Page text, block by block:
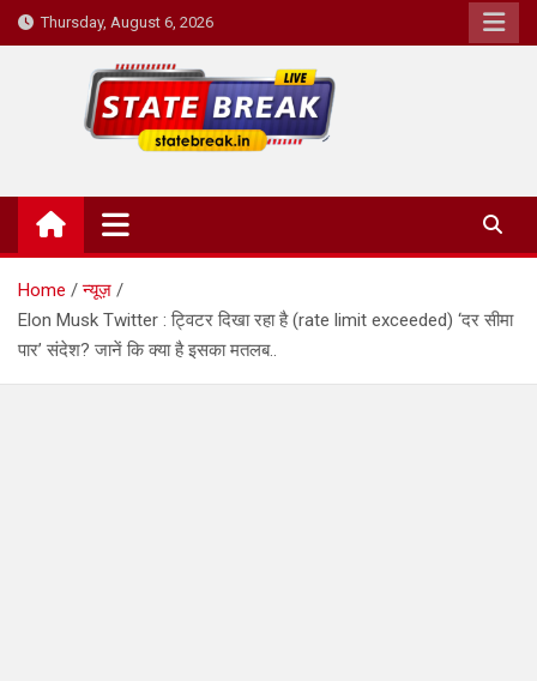
Skip
to
Thursday, August 6, 2026
State Break
Home
न्यूज़
Elon Musk Twitter : ट्विटर दिखा रहा है (rate limit exceeded) ‘दर सीमा
पार’ संदेश? जानें कि क्या है इसका मतलब..